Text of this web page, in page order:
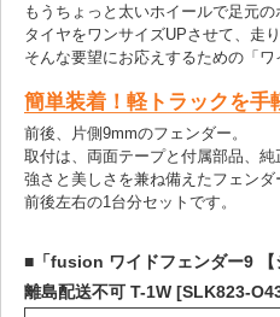
もうちょっと太いホイールで足元の
タイヤをワンサイズUPさせて、走
そんな要望にお応えするための「ワ
簡単装着！軽トラックを手
前後、片側9mmのフェンダー。
取付は、両面テープと付属部品、
強さと美しさを兼ね備えたフェン
前後左右の1台分セットです。
■「fusion ワイドフェンダー9 【
離島配送不可 T-1W [SLK823-